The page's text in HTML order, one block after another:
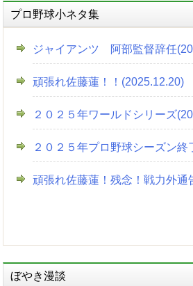
プロ野球小ネタ集
ジャイアンツ 阿部監督辞任
頑張れ佐藤蓮！！(2025.12.20)
２０２５年ワールドシリーズ
２０２５年プロ野球シーズン終
頑張れ佐藤蓮！残念！戦力外通
ぼやき漫談